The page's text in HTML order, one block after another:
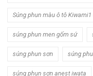
Súng phun màu ô tô
súng phun men gốm sứ
súng phun sơn súng
súng phun sơn anest iwata